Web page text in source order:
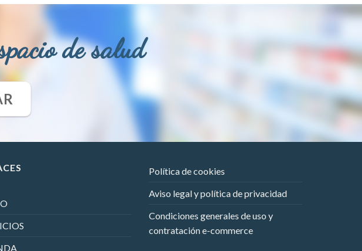
de salud
Política de cookies
Aviso legal y política de privacidad
Condiciones generales de uso y
contratación e-commerce